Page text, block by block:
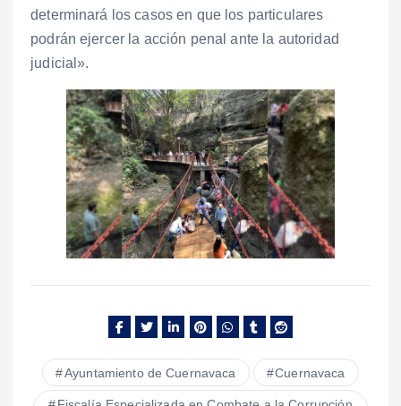
determinará los casos en que los particulares
podrán ejercer la acción penal ante la autoridad
judicial».
Ayuntamiento de Cuernavaca Cuernavaca